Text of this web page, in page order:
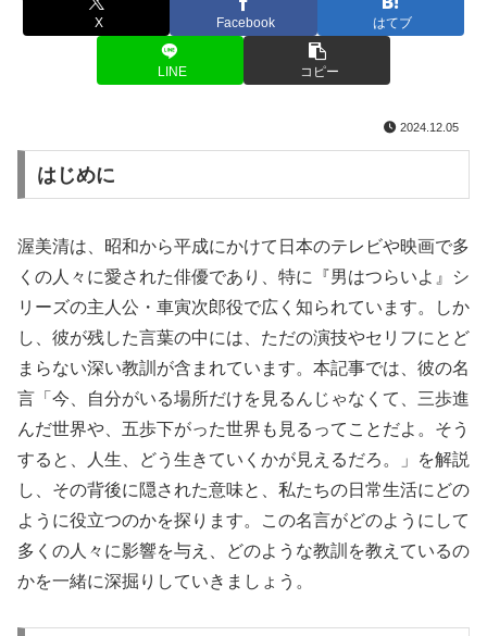
X Facebook はてブ
LINE コピー
2024.12.05
はじめに
渥美清は、昭和から平成にかけて日本のテレビや映画で多
くの人々に愛された俳優であり、特に『男はつらいよ』シ
リーズの主人公・車寅次郎役で広く知られています。しか
し、彼が残した言葉の中には、ただの演技やセリフにとど
まらない深い教訓が含まれています。本記事では、彼の名
言「今、自分がいる場所だけを見るんじゃなくて、三歩進
んだ世界や、五歩下がった世界も見るってことだよ。そう
すると、人生、どう生きていくかが見えるだろ。」を解説
し、その背後に隠された意味と、私たちの日常生活にどの
ように役立つのかを探ります。この名言がどのようにして
多くの人々に影響を与え、どのような教訓を教えているの
かを一緒に深掘りしていきましょう。